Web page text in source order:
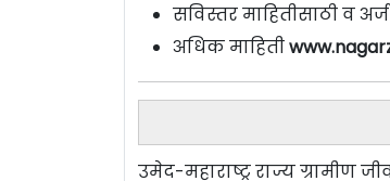
सविस्तर माहितीसाठी व
अधिक माहिती
उमेद-महाराष्ट्र राज्य ग्रामीण